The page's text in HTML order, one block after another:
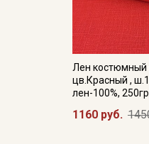
Лен костюмный
цв.Красный ,
лен-100%,
1160 руб.